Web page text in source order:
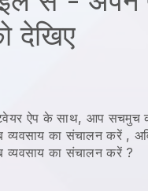
देखिए
ऐप के साथ, आप सचमुच
का संचालन करें,
का संचालन करें?